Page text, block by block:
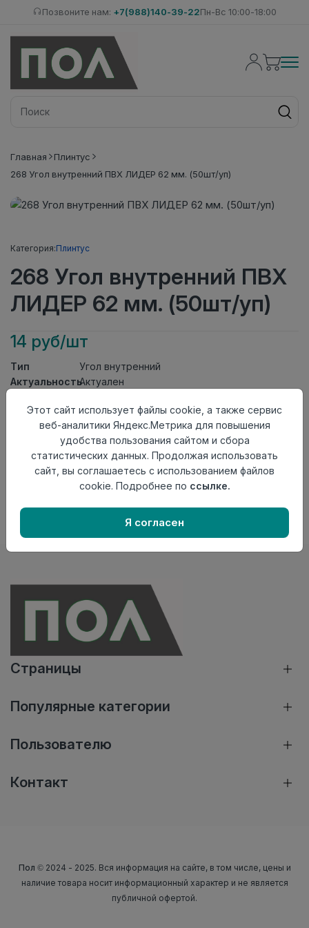
Позвоните нам: +7(988)140-39-22Пн-Вс 10:00-18:00
Главная
Плинтус
268 Угол внутренний ПВХ ЛИДЕР 62 мм. (50шт/уп)
Категория:Плинтус
268 Угол внутренний ПВХ
ЛИДЕР 62 мм. (50шт/уп)
14 руб/шт
Тип
Угол внутренний
АктуальностьАктуален
Осталось120 шт
Добавить в корзину
Внимание! Внешний вид товара может отличаться от
представленного на настоящем сайте. Проверяйте
в момент приобретения товара.
Страницы
Популярные категории
Пользователю
Контакт
Пол © 2024 - 2025. Вся информация на сайте, в том числе, цены и
наличие товара носит информационный характер и не является
публичной офертой.
Этот сайт использует файлы cookie, а также сервис
веб-аналитики Яндекс.Метрика для повышения
удобства пользования сайтом и сбора
статистических данных. Продолжая использовать
сайт, вы соглашаетесь с использованием файлов
cookie. Подробнее по ссылке.
Я согласен